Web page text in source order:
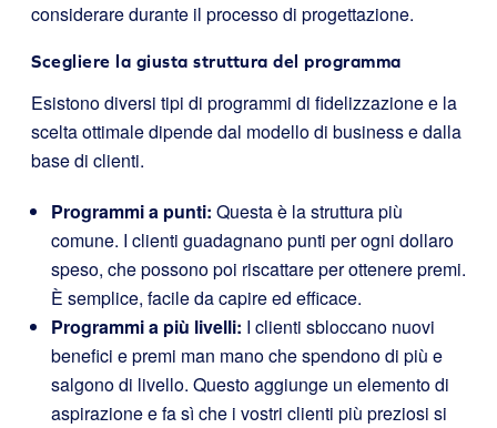
considerare durante il processo di progettazione.
Scegliere la giusta struttura del programma
Esistono diversi tipi di programmi di fidelizzazione e la
scelta ottimale dipende dal modello di business e dalla
base di clienti.
Programmi a punti: Questa è la struttura più
comune. I clienti guadagnano punti per ogni dollaro
speso, che possono poi riscattare per ottenere premi.
È semplice, facile da capire ed efficace.
Programmi a più livelli: I clienti sbloccano nuovi
benefici e premi man mano che spendono di più e
salgono di livello. Questo aggiunge un elemento di
aspirazione e fa sì che i vostri clienti più preziosi si